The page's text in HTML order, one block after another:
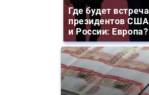
Где будет встреча
президентов США
и России: Европа?